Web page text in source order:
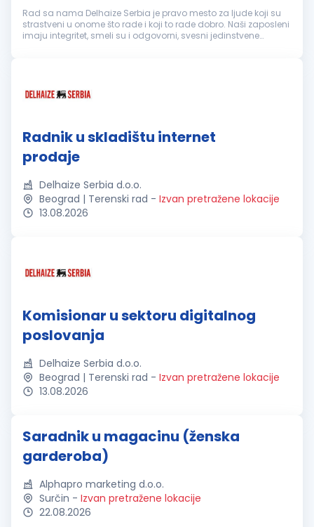
Rad sa nama Delhaize Serbia je pravo mesto za ljude koji su
strastveni u onome što rade i koji to rade dobro. Naši zaposleni
imaju integritet, smeli su i odgovorni, svesni jedinstvene
Radnik u skladištu internet
prodaje
Delhaize Serbia d.o.o.
Beograd | Terenski rad - Izvan pretražene lokacije
13.08.2026
Komisionar u sektoru digitalnog
poslovanja
Delhaize Serbia d.o.o.
Beograd | Terenski rad - Izvan pretražene lokacije
13.08.2026
Saradnik u magacinu (ženska
garderoba)
Alphapro marketing d.o.o.
Surčin - Izvan pretražene lokacije
22.08.2026